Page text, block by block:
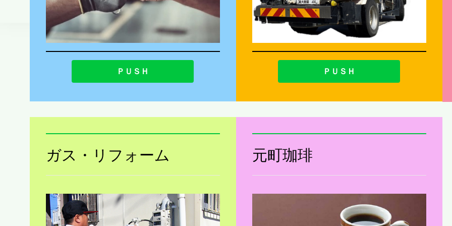
ＰＵＳＨ ＰＵＳＨ
ガス・リフォーム 元町珈琲